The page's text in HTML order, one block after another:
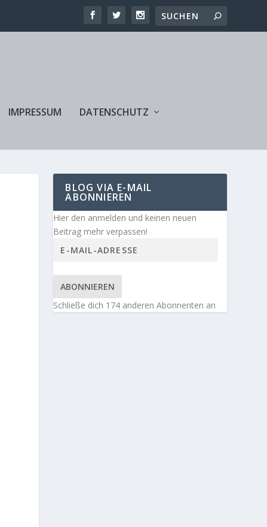
IMPRESSUM DATENSCHUTZ
BLOG VIA E-MAIL
ABONNIEREN
Hier den anmelden und keinen neuen
Beitrag mehr verpassen!
ABONNIEREN
Schließe dich 174 anderen Abonnenten an